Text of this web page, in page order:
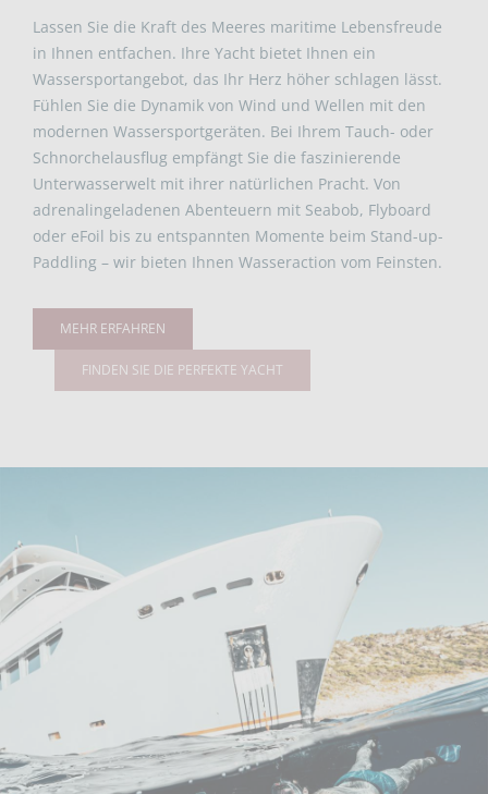
Lassen Sie die Kraft des Meeres maritime Lebensfreude
in Ihnen entfachen. Ihre Yacht bietet Ihnen ein
Wassersportangebot, das Ihr Herz höher schlagen lässt.
Fühlen Sie die Dynamik von Wind und Wellen mit den
modernen Wassersportgeräten. Bei Ihrem Tauch- oder
Schnorchelausflug empfängt Sie die faszinierende
Unterwasserwelt mit ihrer natürlichen Pracht. Von
adrenalingeladenen Abenteuern mit Seabob, Flyboard
oder eFoil bis zu entspannten Momente beim Stand-up-
Paddling – wir bieten Ihnen Wasseraction vom Feinsten.
MEHR ERFAHREN
FINDEN SIE DIE PERFEKTE YACHT